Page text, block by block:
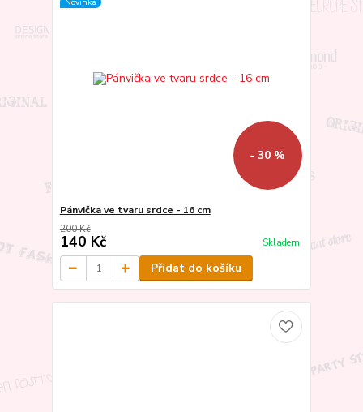
- 30 %
Pánvička ve tvaru srdce - 16 cm
200 Kč
140 Kč Skladem
Přidat do košíku